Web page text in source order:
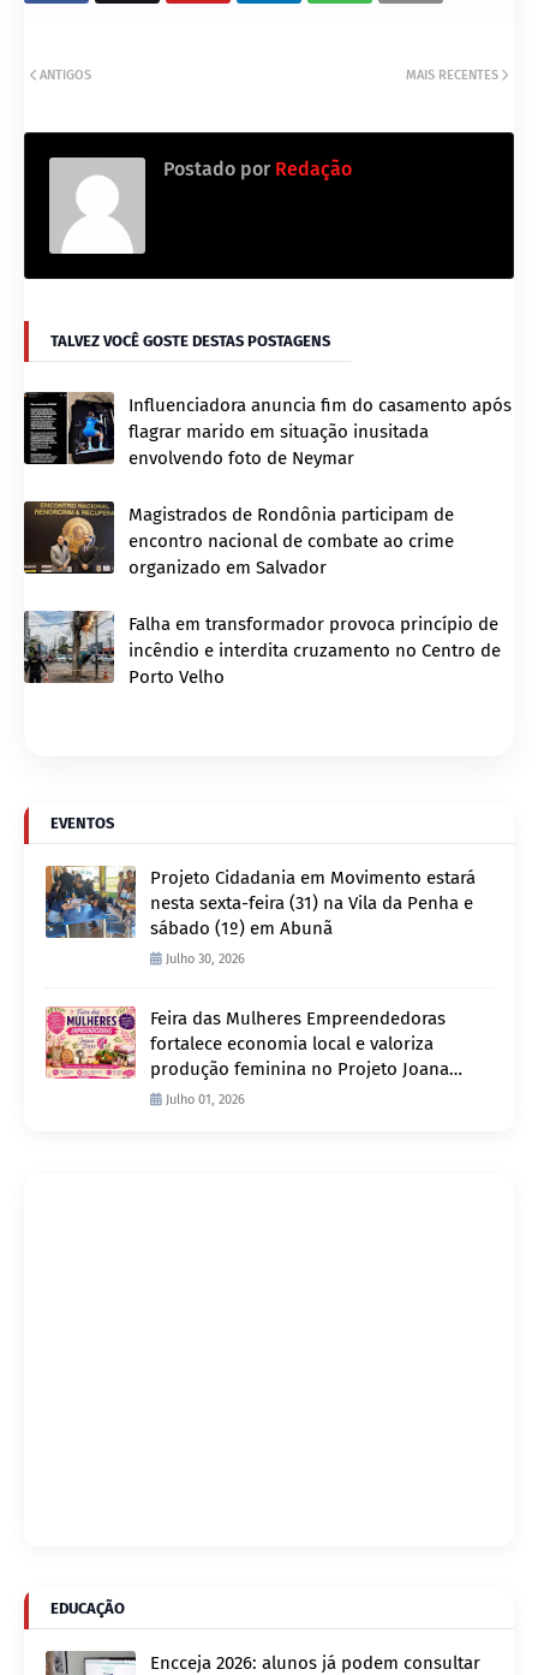
MAIS RECENTES
ANTIGOS
Postado por Redação
TALVEZ VOCÊ GOSTE DESTAS POSTAGENS
Influenciadora anuncia fim do casamento após
flagrar marido em situação inusitada
envolvendo foto de Neymar
Magistrados de Rondônia participam de
encontro nacional de combate ao crime
organizado em Salvador
Falha em transformador provoca princípio de
incêndio e interdita cruzamento no Centro de
Porto Velho
EVENTOS
Projeto Cidadania em Movimento estará
nesta sexta-feira (31) na Vila da Penha e
sábado (1º) em Abunã
Julho 30, 2026
Feira das Mulheres Empreendedoras
fortalece economia local e valoriza
produção feminina no Projeto Joana
D’Arc
Julho 01, 2026
EDUCAÇÃO
Encceja 2026: alunos já podem consultar